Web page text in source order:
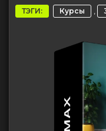
ТЭГИ: Курсы ,